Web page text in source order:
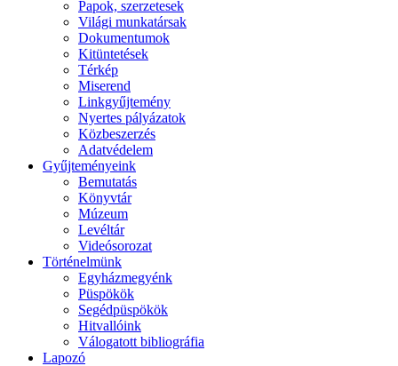
Papok, szerzetesek
Világi munkatársak
Dokumentumok
Kitüntetések
Térkép
Miserend
Linkgyűjtemény
Nyertes pályázatok
Közbeszerzés
Adatvédelem
Gyűjteményeink
Bemutatás
Könyvtár
Múzeum
Levéltár
Videósorozat
Történelmünk
Egyházmegyénk
Püspökök
Segédpüspökök
Hitvallóink
Válogatott bibliográfia
Lapozó